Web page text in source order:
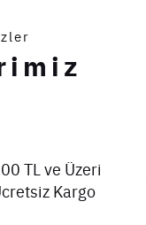
TL ve Üzeri
Kargo